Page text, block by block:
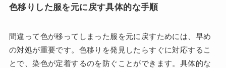
色移りした服を元に戻す具体的な手順
間違って色が移ってしまった服を元に戻すためには、早め
の対処が重要です。色移りを発見したらすぐに対応するこ
とで、染色が定着するのを防ぐことができます。具体的な